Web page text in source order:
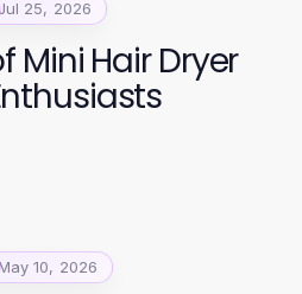
25, 2026
Mini Hair Dryer
10, 2026